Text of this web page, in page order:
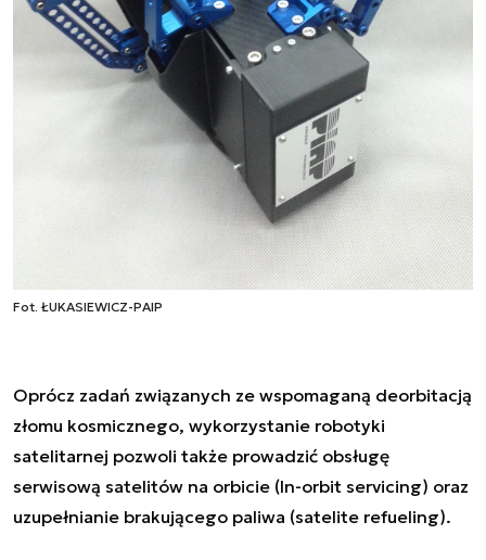
Fot. ŁUKASIEWICZ-PAIP
Oprócz zadań związanych ze wspomaganą deorbitacją
złomu kosmicznego, wykorzystanie robotyki
satelitarnej pozwoli także prowadzić obsługę
serwisową satelitów na orbicie (In-orbit servicing) oraz
uzupełnianie brakującego paliwa (satelite refueling).